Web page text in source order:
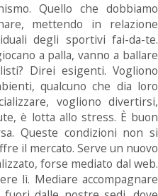
Quello che dobbiamo
mettendo in relazione
degli sportivi fai-da-te.
a palla, vanno a ballare
Direi esigenti. Vogliono
qualcuno che dia loro
vogliono divertirsi,
è lotta allo stress. È buon
Queste condizioni non si
il mercato. Serve un nuovo
forse mediato dal web.
lì. Mediare accompagnare